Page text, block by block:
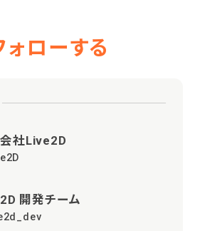
ォローする
社Live2D
開発チーム